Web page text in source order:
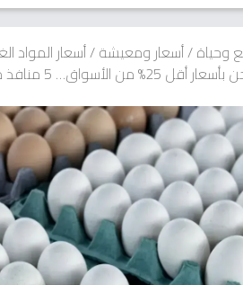
وحياة/أسعار ومعيشة/أسعار المواد
متحركة تضرب مناطق الاحتياج!